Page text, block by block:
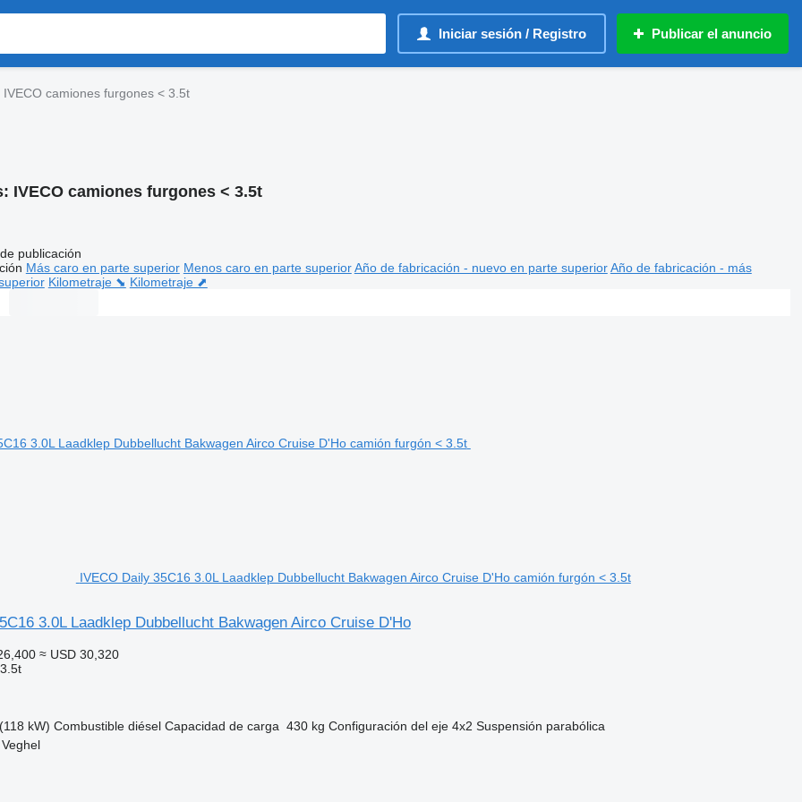
Iniciar sesión / Registro Publicar el anuncio
IVECO camiones furgones < 3.5t
IVECO camiones furgones < 3.5t
publicación
Más caro en parte superior Menos caro en parte superior Año de fabricación - nuevo en parte superior Año de fabricación - más
Kilometraje ⬊ Kilometraje ⬈
IVECO Daily 35C16 3.0L Laadklep Dubbellucht Bakwagen Airco Cruise D'Ho camión furgón < 3.5t
3.0L Laadklep Dubbellucht Bakwagen Airco Cruise D'Ho
≈ USD 30,320
kW) Combustible diésel Capacidad de carga 430 kg Configuración del eje 4x2 Suspensión parabólica